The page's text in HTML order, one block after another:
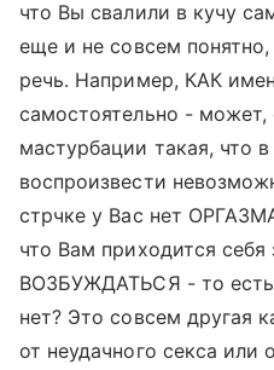
что Вы свалили в кучу
еще и не совсем
речь. Например, КАК
самостоятельно - может,
мастурбации такая, что
воспроизвести
стрчке у Вас нет
что Вам приходится себя
ВОЗБУЖДАТЬСЯ - то
нет? Это совсем другая
от неудачного секса или